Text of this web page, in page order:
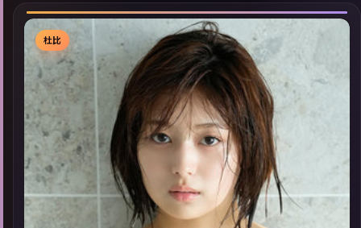
杜比